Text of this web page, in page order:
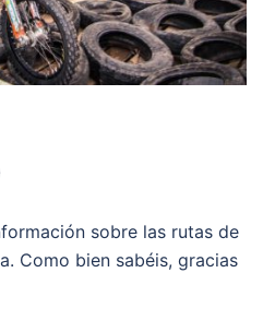
sobre las rutas de
Como bien sabéis, gracias